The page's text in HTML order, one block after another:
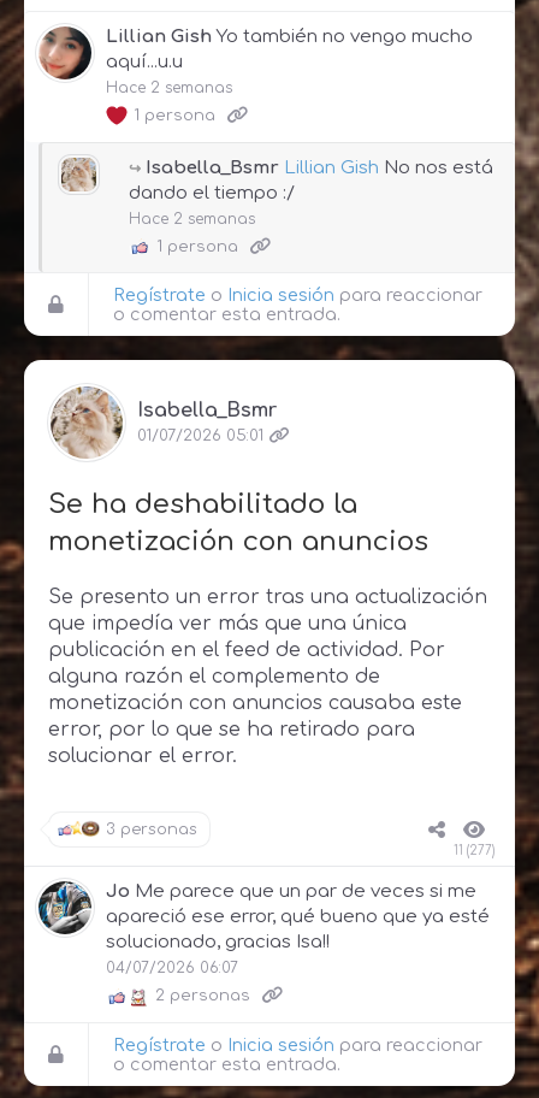
Lillian Gish Yo también no vengo mucho
aquí...u.u
Hace 2 semanas
1 persona
Isabella_Bsmr Lillian Gish No nos está
dando el tiempo :/
Hace 2 semanas
1 persona
Regístrate o Inicia sesión para reaccionar
o comentar esta entrada.
Isabella_Bsmr
01/07/2026 05:01
Se ha deshabilitado la
monetización con anuncios
Se presento un error tras una actualización
que impedía ver más que una única
publicación en el feed de actividad. Por
alguna razón el complemento de
monetización con anuncios causaba este
error, por lo que se ha retirado para
solucionar el error.
3 personas
11 (277)
Jo Me parece que un par de veces si me
apareció ese error, qué bueno que ya esté
solucionado, gracias Isa!!
04/07/2026 06:07
2 personas
Regístrate o Inicia sesión para reaccionar
o comentar esta entrada.